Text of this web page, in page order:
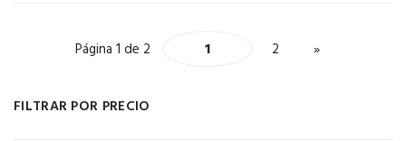
Página 1 de 2 1 2 »
FILTRAR POR PRECIO